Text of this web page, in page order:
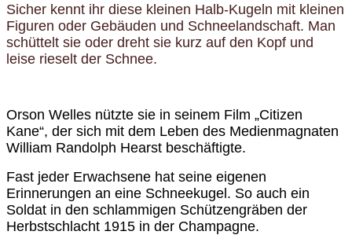
Sicher kennt ihr diese kleinen Halb-Kugeln mit kleinen
Figuren oder Gebäuden und Schneelandschaft. Man
schüttelt sie oder dreht sie kurz auf den Kopf und
leise rieselt der Schnee.
Orson Welles nützte sie in seinem Film „Citizen
Kane“, der sich mit dem Leben des Medienmagnaten
William Randolph Hearst beschäftigte.
Fast jeder Erwachsene hat seine eigenen
Erinnerungen an eine Schneekugel. So auch ein
Soldat in den schlammigen Schützengräben der
Herbstschlacht 1915 in der Champagne.